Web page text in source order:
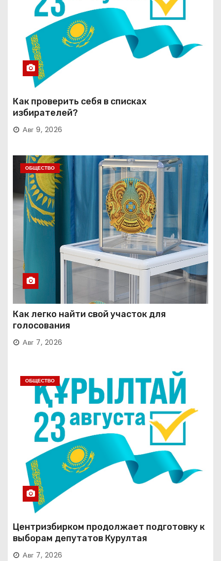
Как проверить себя в списках
избирателей?
Авг 9, 2026
ОБЩЕСТВО
Как легко найти свой участок для
голосования
Авг 7, 2026
ОБЩЕСТВО
Центризбирком продолжает подготовку к
выборам депутатов Курултая
Авг 7, 2026